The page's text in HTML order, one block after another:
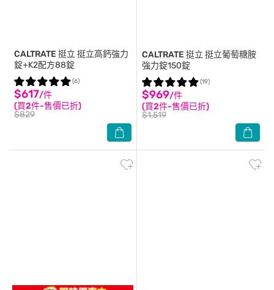
CALTRATE 挺立 挺立高鈣強力
錠+K2配方88錠
$617/件
(買2件-售價已折)
$829
(6)
CALTRATE 挺立 挺立葡萄糖胺
強力錠150錠
$969/件
(買2件-售價已折)
$1,519
(19)